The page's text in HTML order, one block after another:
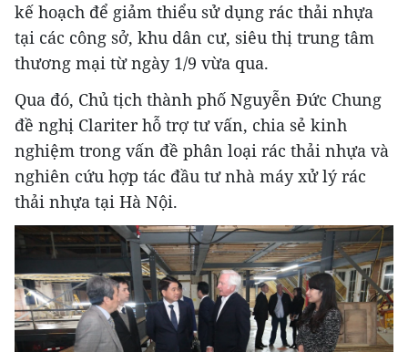
kế hoạch để giảm thiểu sử dụng rác thải nhựa
tại các công sở, khu dân cư, siêu thị trung tâm
thương mại từ ngày 1/9 vừa qua.
Qua đó, Chủ tịch thành phố Nguyễn Đức Chung
đề nghị Clariter hỗ trợ tư vấn, chia sẻ kinh
nghiệm trong vấn đề phân loại rác thải nhựa và
nghiên cứu hợp tác đầu tư nhà máy xử lý rác
thải nhựa tại Hà Nội.